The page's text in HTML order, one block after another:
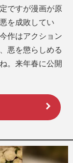
ですが漫画が原
を成敗してい
作はアクション
悪を懲らしめる
。来年春に公開